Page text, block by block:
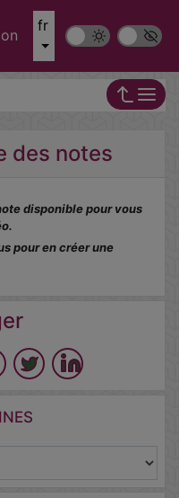
fr
Mode sombre
Police
des notes
disponible pour vous
pour en créer une